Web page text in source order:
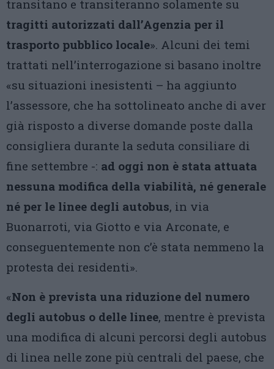
transitano e transiteranno solamente su
tragitti autorizzati dall’Agenzia per il
trasporto pubblico locale». Alcuni dei temi
trattati nell’interrogazione si basano inoltre
«su situazioni inesistenti – ha aggiunto
l’assessore, che ha sottolineato anche di aver
già risposto a diverse domande poste dalla
consigliera durante la seduta consiliare di
fine settembre -: ad oggi non è stata attuata
nessuna modifica della viabilità, né generale
né per le linee degli autobus, in via
Buonarroti, via Giotto e via Arconate, e
conseguentemente non c’è stata nemmeno la
protesta dei residenti».
«Non è prevista una riduzione del numero
degli autobus o delle linee, mentre è prevista
una modifica di alcuni percorsi degli autobus
di linea nelle zone più centrali del paese, che